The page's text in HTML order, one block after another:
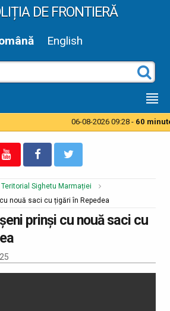
DE FRONTIERĂ
English
06-08-2026 09:28 -60 minute
Sighetu Marmației
nouă saci cu țigări în Repedea
prinși cu nouă saci cu